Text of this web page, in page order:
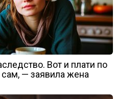
Вот и плати по
— заявила жена